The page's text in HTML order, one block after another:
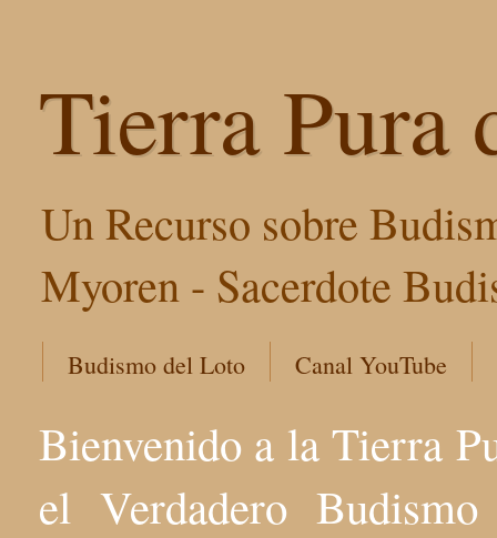
Tierra Pura
Un Recurso sobre
Myoren - Sacerdote
Budismo del Loto Canal YouTube
Bienvenido a la Tierra
el Verdadero